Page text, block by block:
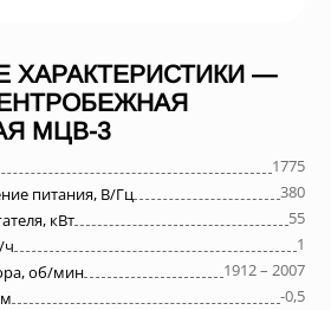
ХАРАКТЕРИСТИКИ —
МЦВ-3
1775
питания, В/Гц
380
кВт
55
ч
1
об/мин
1912 – 2007
-0,5